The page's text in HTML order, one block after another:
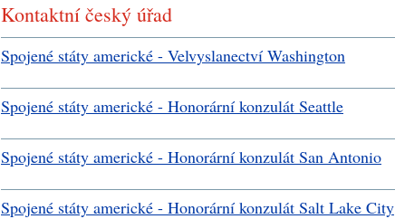
Kontaktní český úřad
Spojené státy americké - Velvyslanectví Washington
Spojené státy americké - Honorární konzulát Seattle
Spojené státy americké - Honorární konzulát San Antonio
Spojené státy americké - Honorární konzulát Salt Lake City